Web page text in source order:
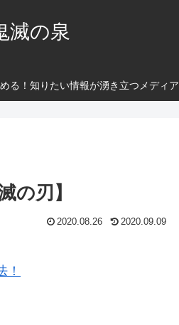
滅の泉
る！知りたい情報が湧き立つメディア
の刃】
2020.08.26 2020.09.09
！